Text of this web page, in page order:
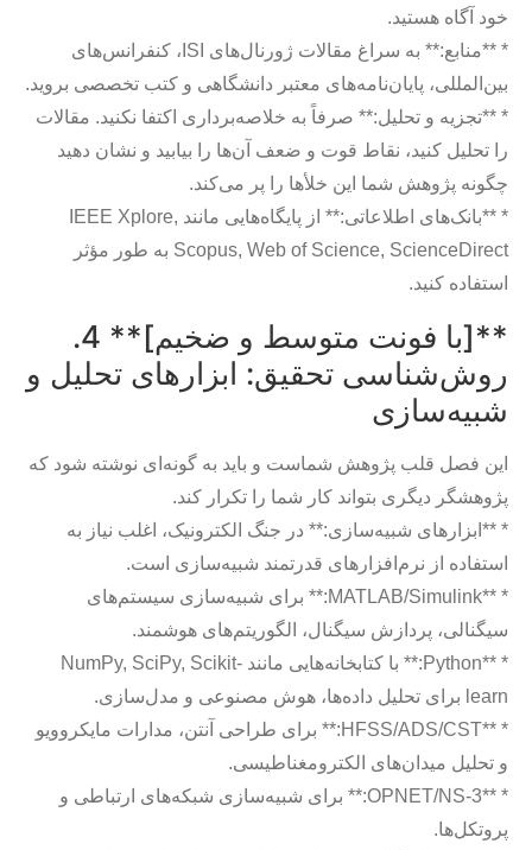
خود آگاه هستید.
* **منابع:** به سراغ مقالات ژورنال‌های ISI، کنفرانس‌های
بین‌المللی، پایان‌نامه‌های معتبر دانشگاهی و کتب تخصصی بروید.
* **تجزیه و تحلیل:** صرفاً به خلاصه‌برداری اکتفا نکنید. مقالات
را تحلیل کنید، نقاط قوت و ضعف آن‌ها را بیابید و نشان دهید
چگونه پژوهش شما این خلأها را پر می‌کند.
* **بانک‌های اطلاعاتی:** از پایگاه‌هایی مانند IEEE Xplore,
Scopus, Web of Science, ScienceDirect به طور مؤثر
استفاده کنید.
**[با فونت متوسط و ضخیم]** 4.
روش‌شناسی تحقیق: ابزارهای تحلیل و
شبیه‌سازی
این فصل قلب پژوهش شماست و باید به گونه‌ای نوشته شود که
پژوهشگر دیگری بتواند کار شما را تکرار کند.
* **ابزارهای شبیه‌سازی:** در جنگ الکترونیک، اغلب نیاز به
استفاده از نرم‌افزارهای قدرتمند شبیه‌سازی است.
* **MATLAB/Simulink:** برای شبیه‌سازی سیستم‌های
سیگنالی، پردازش سیگنال، الگوریتم‌های هوشمند.
* **Python:** با کتابخانه‌هایی مانند NumPy, SciPy, Scikit-
learn برای تحلیل داده‌ها، هوش مصنوعی و مدل‌سازی.
* **HFSS/ADS/CST:** برای طراحی آنتن، مدارات مایکروویو
و تحلیل میدان‌های الکترومغناطیسی.
* **OPNET/NS-3:** برای شبیه‌سازی شبکه‌های ارتباطی و
پروتکل‌ها.